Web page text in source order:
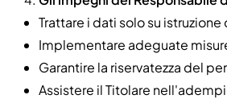
Trattare i dati solo su
Implementare adeguate
Garantire la riservatezza del
Assistere il Titolare